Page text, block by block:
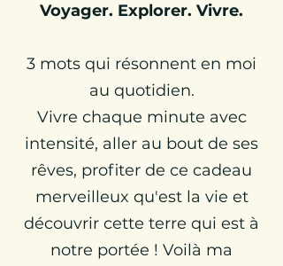
Voyager. Explorer. Vivre.
3 mots qui résonnent en moi
au quotidien.
Vivre chaque minute avec
intensité, aller au bout de ses
rêves, profiter de ce cadeau
merveilleux qu'est la vie et
découvrir cette terre qui est à
notre portée ! Voilà ma